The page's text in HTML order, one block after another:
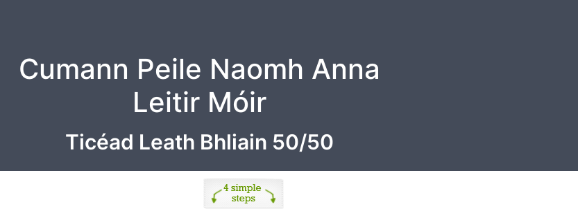
Cumann Peile Naomh Anna
Leitir Móir
Ticéad Leath Bhliain 50/50